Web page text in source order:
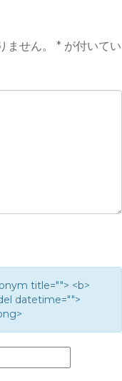
せん。 * が付いてい
title=""> <b>
datetime="">